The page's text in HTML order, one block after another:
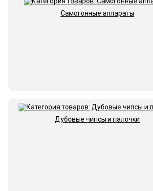
Самогонные аппараты
Дубовые чипсы и палочки